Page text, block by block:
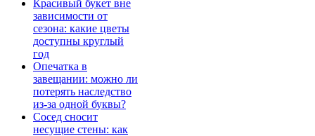
Красивый букет вне
зависимости от
сезона: какие цветы
доступны круглый
год
Опечатка в
завещании: можно ли
потерять наследство
из-за одной буквы?
Сосед сносит
несущие стены: как